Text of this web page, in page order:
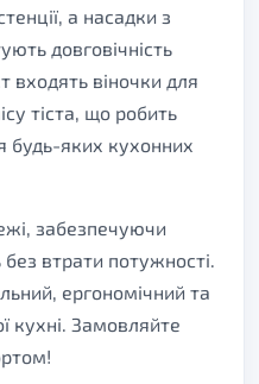
а насадки з
довговічність
входять віночки для
тіста, що робить
будь-яких кухонних
забезпечуючи
без втрати потужності.
ергономічний та
кухні. Замовляйте